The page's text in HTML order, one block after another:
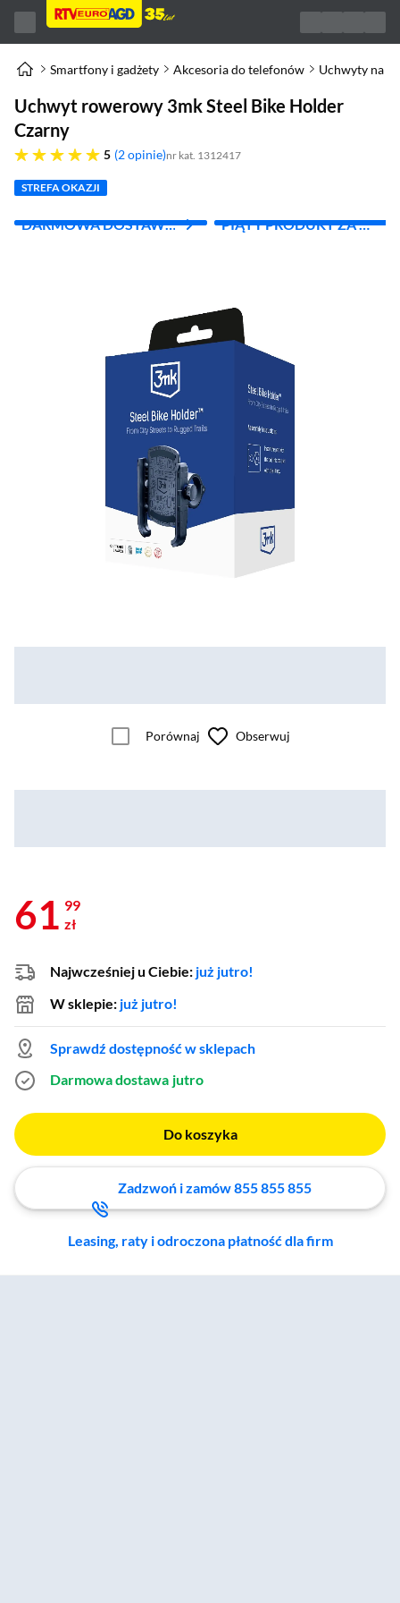
Smartfony i gadżety Akcesoria do telefonów Uchwyty na
Uchwyt rowerowy 3mk Steel Bike Holder
Czarny
5
pięć gwiazdek 2 opinie nr kat. 1312417
STREFA OKAZJI
DARMOWA DOSTAWA
PIĄTY PRODUKT ZA 1
Porównaj Obserwuj
61 99
zł
Najwcześniej u Ciebie: już jutro!
W sklepie: już jutro!
Sprawdź dostępność w sklepach
Darmowa dostawa jutro
Do koszyka
Zadzwoń i zamów 855 855 855
Leasing, raty i odroczona płatność dla firm